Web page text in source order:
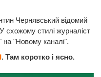
Чернявський відомий
схожому стилі журналіст
на "Новому каналі".
. Там коротко і ясно.